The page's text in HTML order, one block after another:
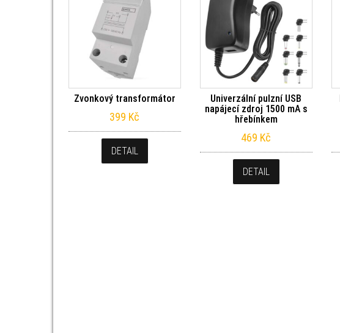
Zvonkový transformátor
399 Kč
DETAIL
Univerzální pulzní USB
napájecí zdroj 1500 mA s
hřebínkem
469 Kč
DETAIL